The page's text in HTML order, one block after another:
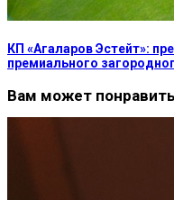
КП «Агаларов Эстейт»:
премиального
Вам может